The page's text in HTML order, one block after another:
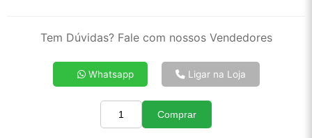
2x de R$ 78,27
4x de R$ 39,70
5x de R$ 31,98
Tem Dúvidas? Fale com nossos Vendedores
Whatsapp Ligar na Loja
Quantidade
Comprar